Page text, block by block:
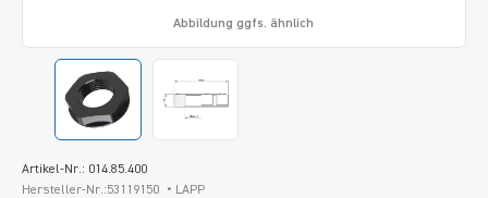
Artikel-Nr.: 014.85.400
Hersteller-Nr.:53119150
LAPP
Abbildung ggfs. ähnlich